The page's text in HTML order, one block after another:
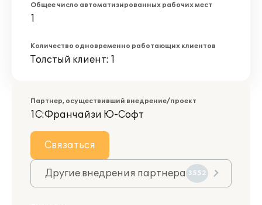
Общее число автоматизированных рабочих мест
1
Количество одновременно работающих клиентов
Толстый клиент: 1
Партнер, осуществивший внедрение/проект
1С:Франчайзи Ю-Софт
Связаться
Другие внедрения партнера 3552